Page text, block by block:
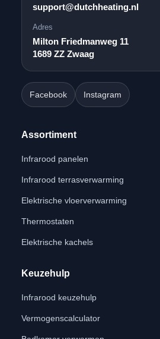
support@dutchheating.nl
Adres
Milton Friedmanweg 11
1689 ZZ Zwaag
Facebook Instagram
Assortiment
Infrarood panelen
Infrarood terrasverwarming
Elektrische vloerverwarming
Thermostaten
Elektrische kachels
Keuzehulp
Infrarood keuzehulp
Vermogenscalculator